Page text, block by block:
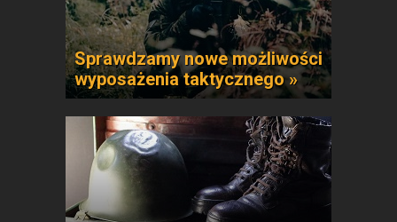
Sprawdzamy nowe możliwości
wyposażenia taktycznego »